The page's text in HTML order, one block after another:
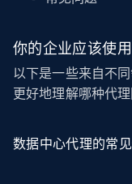
你的企业应该使用
以下是一些来自不
更好地理解哪种代
数据中心代理的常